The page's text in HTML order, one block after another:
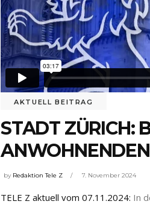
AKTUELL BEITRAG
STADT ZÜRICH:
ANWOHNENDEN
by Redaktion Tele Z 7. November 2024
TELE Z aktuell vom 07.11.2024: In